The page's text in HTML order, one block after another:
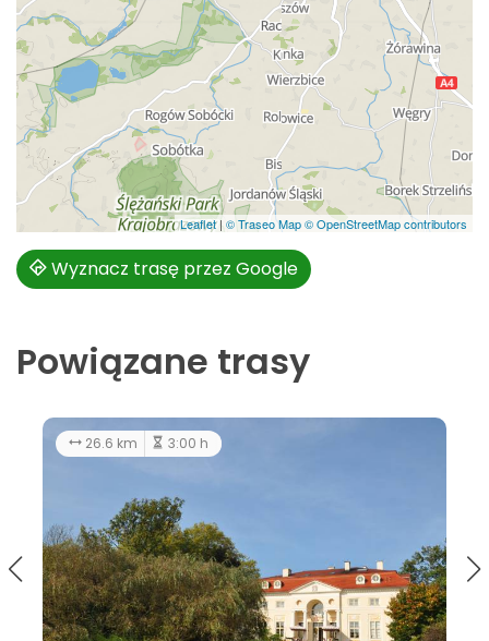
Leaflet | © Traseo Map© OpenStreetMap contributors
Wyznacz trasę przez Google
Powiązane trasy
183 km